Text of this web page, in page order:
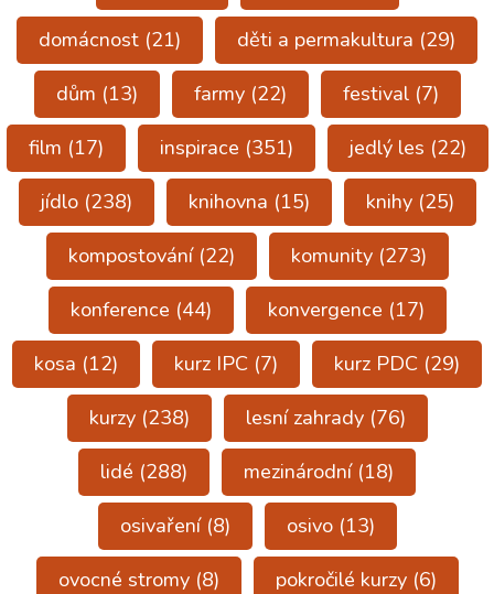
domácnost (21) děti a permakultura (29)
dům (13) farmy(22) festival(7)
film (17) inspirace (351) jedlý les (22)
jídlo(238) knihovna (15) knihy(25)
kompostování(22) komunity(273)
konference (44) konvergence (17)
kosa (12) kurz IPC (7) kurz PDC (29)
kurzy(238) lesní zahrady(76)
lidé (288) mezinárodní(18)
osivaření(8) osivo(13)
ovocné stromy(8) pokročilé kurzy(6)